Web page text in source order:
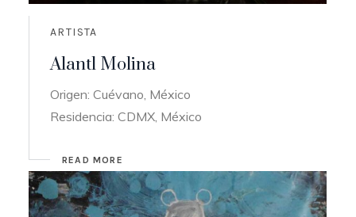
ARTISTA
Alantl Molina
Origen: Cuévano, México
Residencia: CDMX, México
READ MORE